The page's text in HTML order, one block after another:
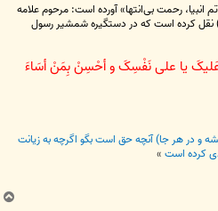
رحمت بی‌انتها» آورده است: مرحوم علامه
کرده است که در دستگیره شمشیر رسول
یا علی نَفْسِکَ و أحْسِنْ بِمَنْ أسَاءَ
و در هر جا) آنچه حق است بگو اگرچه به زیانت
کرده است»
ب